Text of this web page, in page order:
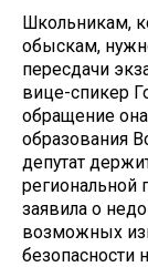
Школьникам,
обыскам,
пересдачи
вице-спикер
обращение
образования
депутат
региональной
заявила о
возможных
безопасности